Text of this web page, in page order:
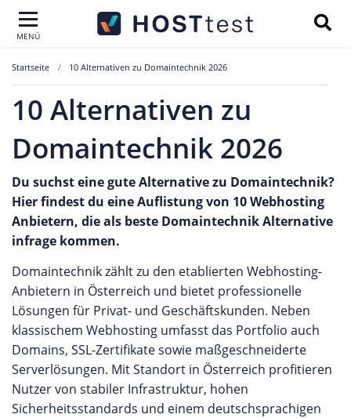
MENÜ
Startseite 10 Alternativen zu Domaintechnik 2026
10 Alternativen zu
Domaintechnik 2026
Du suchst eine gute Alternative zu Domaintechnik?
Hier findest du eine Auflistung von 10 Webhosting
Anbietern, die als beste Domaintechnik Alternative
infrage kommen.
Domaintechnik zählt zu den etablierten Webhosting-
Anbietern in Österreich und bietet professionelle
Lösungen für Privat- und Geschäftskunden. Neben
klassischem Webhosting umfasst das Portfolio auch
Domains, SSL-Zertifikate sowie maßgeschneiderte
Serverlösungen. Mit Standort in Österreich profitieren
Nutzer von stabiler Infrastruktur, hohen
Sicherheitsstandards und einem deutschsprachigen